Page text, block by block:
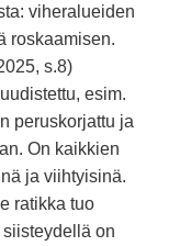
viheralueiden
roskaamisen.
s.8)
esim.
peruskorjattu ja
On kaikkien
ja viihtyisinä.
ratikka tuo
on